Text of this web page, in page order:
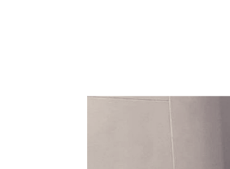
การศึกษา พ.ศ. 2562